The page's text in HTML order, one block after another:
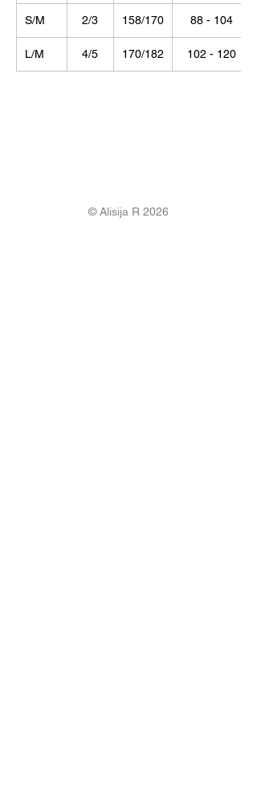
S/M 2/3 158/170 88 - 104
L/M 4/5 170/182 102 - 120
© Alisija R 2026